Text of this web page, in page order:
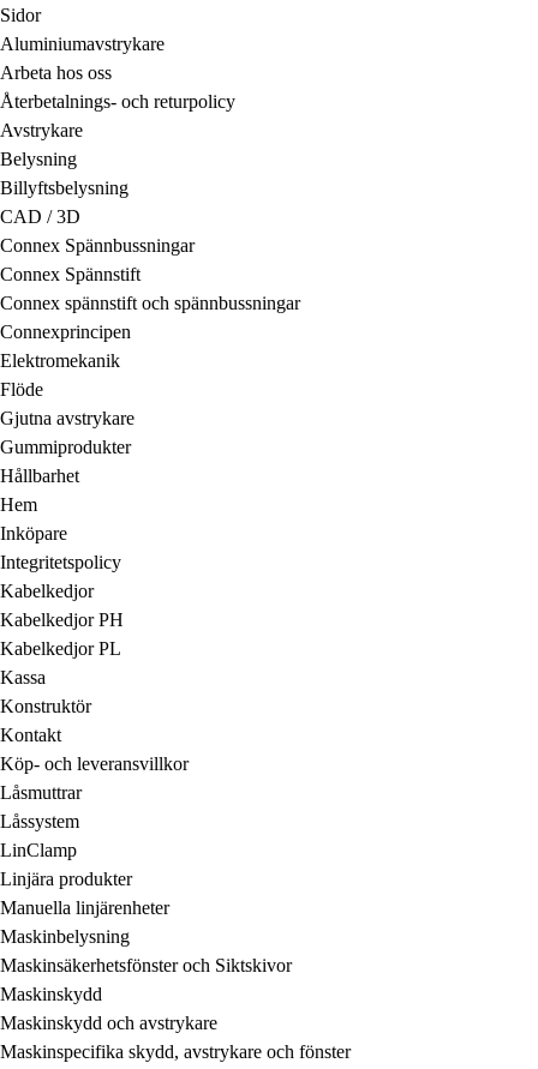
Sidor
Aluminiumavstrykare
Arbeta hos oss
Återbetalnings- och returpolicy
Avstrykare
Belysning
Billyftsbelysning
CAD / 3D
Connex Spännbussningar
Connex Spännstift
Connex spännstift och spännbussningar
Connexprincipen
Elektromekanik
Flöde
Gjutna avstrykare
Gummiprodukter
Hållbarhet
Hem
Inköpare
Integritetspolicy
Kabelkedjor
Kabelkedjor PH
Kabelkedjor PL
Kassa
Konstruktör
Kontakt
Köp- och leveransvillkor
Låsmuttrar
Låssystem
LinClamp
Linjära produkter
Manuella linjärenheter
Maskinbelysning
Maskinsäkerhetsfönster och Siktskivor
Maskinskydd
Maskinskydd och avstrykare
Maskinspecifika skydd, avstrykare och fönster